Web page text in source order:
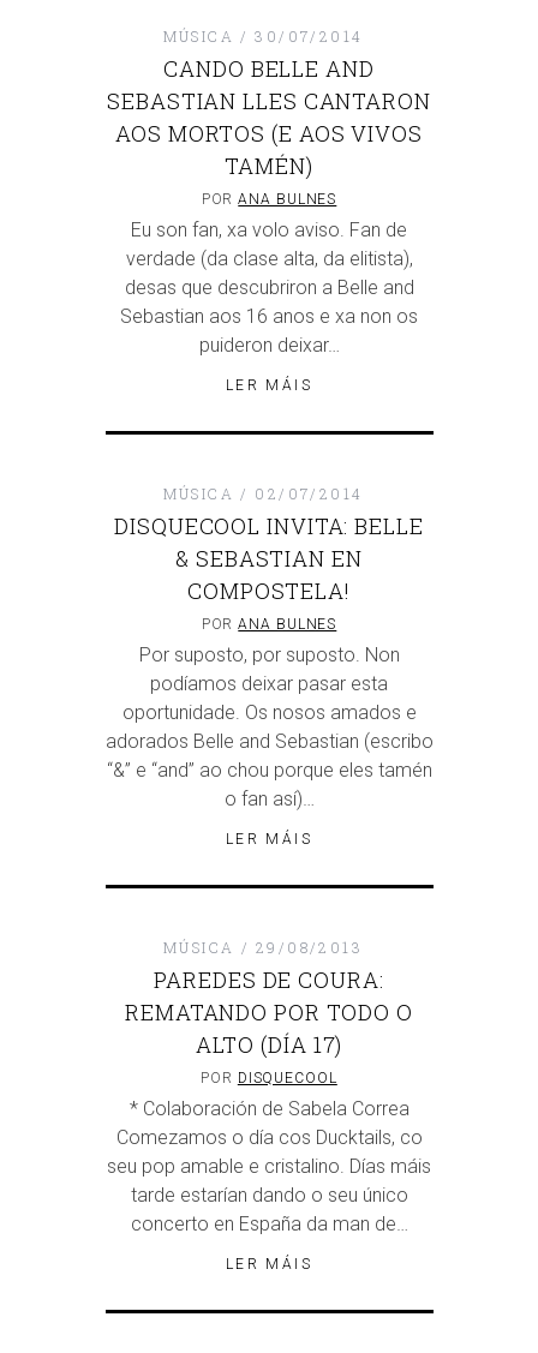
MÚSICA 30/07/2014
CANDO BELLE AND
SEBASTIAN LLES CANTARON
AOS MORTOS (E AOS VIVOS
TAMÉN)
PORANA BULNES
Eu son fan, xa volo aviso. Fan de
verdade (da clase alta, da elitista),
desas que descubriron a Belle and
Sebastian aos 16 anos e xa non os
puideron deixar…
LER MÁIS
MÚSICA 02/07/2014
DISQUECOOL INVITA: BELLE
& SEBASTIAN EN
COMPOSTELA!
PORANA BULNES
Por suposto, por suposto. Non
podíamos deixar pasar esta
oportunidade. Os nosos amados e
adorados Belle and Sebastian (escribo
“&” e “and” ao chou porque eles tamén
o fan así)…
LER MÁIS
MÚSICA 29/08/2013
PAREDES DE COURA:
REMATANDO POR TODO O
ALTO (DÍA 17)
POR DISQUECOOL
* Colaboración de Sabela Correa
Comezamos o día cos Ducktails, co
seu pop amable e cristalino. Días máis
tarde estarían dando o seu único
concerto en España da man de…
LER MÁIS